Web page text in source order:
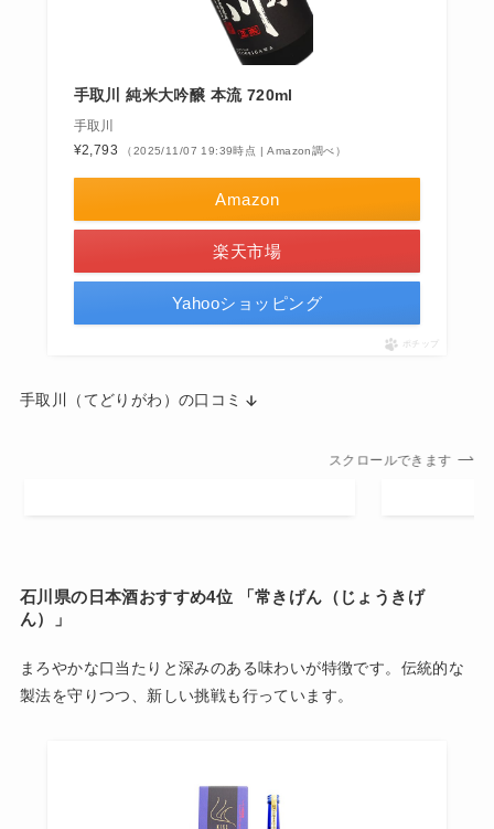
手取川 純米大吟醸 本流 720ml
手取川
¥2,793
（2025/11/07 19:39時点 | Amazon調べ）
Amazon
楽天市場
Yahooショッピング
ポチップ
手取川（てどりがわ）の口コミ
スクロールできます
石川県の日本酒おすすめ4位 「 常きげん（じょうきげ
ん）」
まろやかな口当たりと深みのある味わいが特徴です。伝統的な
製法を守りつつ、新しい挑戦も行っています。